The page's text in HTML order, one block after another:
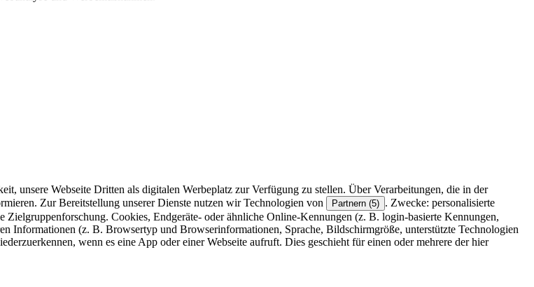
unsere Webseite Dritten als digitalen Werbeplatz zur Verfügung zu stellen. Über Verarbeitungen, die in der
Zur Bereitstellung unserer Dienste nutzen wir Technologien von Partnern (5) . Zwecke: personalisierte
Cookies, Endgeräte- oder ähnliche Online-Kennungen (z. B. login-basierte Kennungen,
Informationen (z. B. Browsertyp und Browserinformationen, Sprache, Bildschirmgröße, unterstützte Technologien
wenn es eine App oder einer Webseite aufruft. Dies geschieht für einen oder mehrere der hier